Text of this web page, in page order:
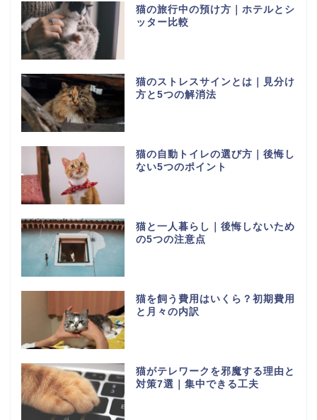
猫の旅行中の預け方｜ホテルとシ
ッター比較
猫のストレスサインとは｜見分け
方と5つの解消法
猫の自動トイレの選び方｜後悔し
ない5つのポイント
猫と一人暮らし｜後悔しないため
の5つの注意点
猫を飼う費用はいくら？初期費用
と月々の内訳
猫がテレワークを邪魔する理由と
対策7選｜集中できる工夫